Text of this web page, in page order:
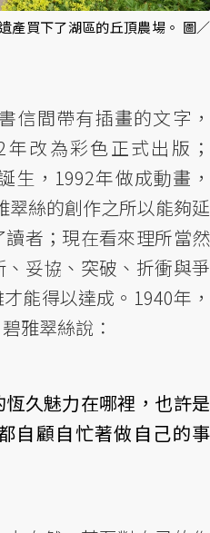
產買下了湖區的丘頂農場。 圖／
信間帶有插畫的文字，
改為彩色正式出版；
生，1992年做成動畫，
翠絲的創作之所以能夠延
者；現在看來理所當然
妥協、突破、折衝與爭
能得以達成。1940年，
雅翠絲說：
恆久魅力在哪裡，也許是
自顧自忙著做自己的事